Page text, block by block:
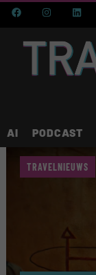
AI PODCAST
TRAVELNIEUWS